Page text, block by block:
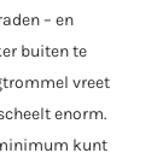
– en
buiten te
vreet
enorm.
kunt